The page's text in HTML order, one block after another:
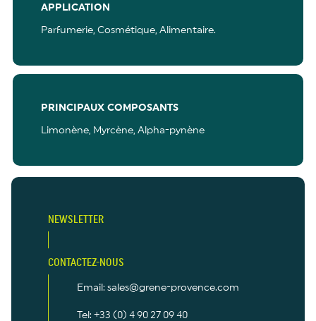
APPLICATION
Parfumerie, Cosmétique, Alimentaire.
PRINCIPAUX COMPOSANTS
Limonène, Myrcène, Alpha-pynène
NEWSLETTER
CONTACTEZ-NOUS
Email: sales@grene-provence.com
Tel: +33 (0) 4 90 27 09 40